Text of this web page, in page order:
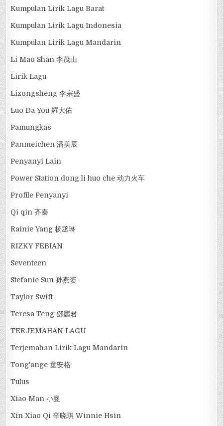
Kumpulan Lirik Lagu Barat
Kumpulan Lirik Lagu Indonesia
Kumpulan Lirik Lagu Mandarin
Li Mao Shan 李茂山
Lirik Lagu
Lizongsheng 李宗盛
Luo Da You 羅大佑
Pamungkas
Panmeichen 潘美辰
Penyanyi Lain
Power Station dong li huo che 动力火车
Profile Penyanyi
Qi qin 齐秦
Rainie Yang 杨丞琳
RIZKY FEBIAN
Seventeen
Stefanie Sun 孙燕姿
Taylor Swift
Teresa Teng 鄧麗君
TERJEMAHAN LAGU
Terjemahan Lirik Lagu Mandarin
Tong'ange 童安格
Tulus
Xiao Man 小曼
Xin Xiao Qi 辛晓琪 Winnie Hsin